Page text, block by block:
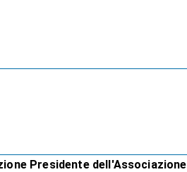
Presidente dell'Associazione